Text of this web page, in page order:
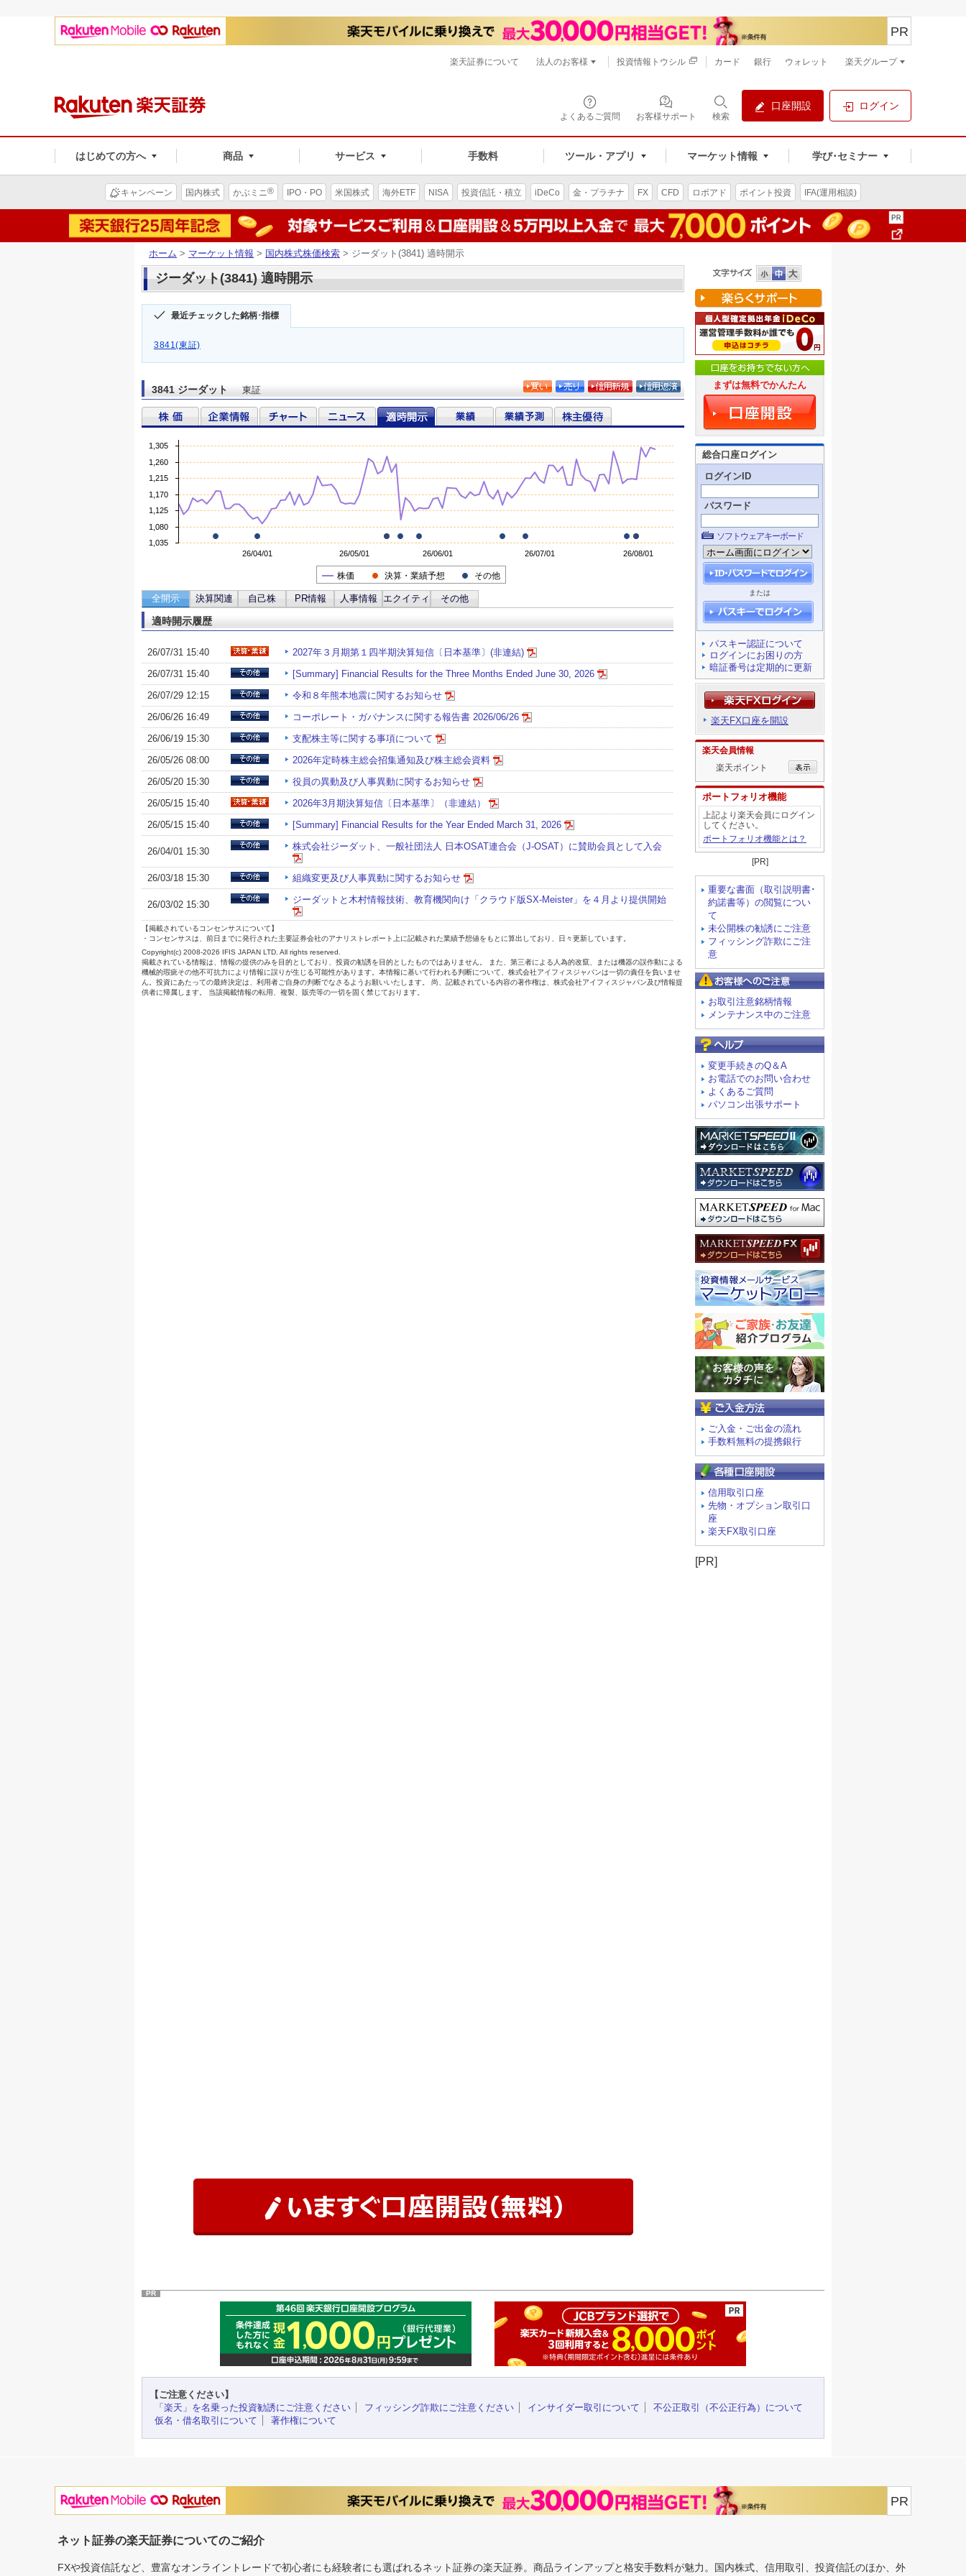
よくあるご質問 お客様サポート 検索
口座開設 ログイン
はじめての方へ 商品 サービス 手数料 ツール・アプリ マーケット情報 学び･セミナー
PR
楽天証券について 法人のお客様 投資情報トウシル カード 銀行 ウォレット 楽天グループ
キャンペーン 国内株式 かぶミニ® IPO・PO 米国株式 海外ETF NISA 投資信託・積立 iDeCo 金・プラチナ FX CFD ロボアド ポイント投資 IFA(運用相談)
ホーム > マーケット情報 > 国内株式株価検索 > ジーダット(3841) 適時開示
ジーダット(3841) 適時開示
最近チェックした銘柄･指標
3841(東証)
3841 ジーダット 東証 まずは無料でかんたん
総合口座ログイン
ログインID
パスワード
ソフトウェアキーボード
または
パスキー認証について
ログインにお困りの方
暗証番号は定期的に更新
楽天FX口座を開設
楽天会員情報
楽天ポイント
ポートフォリオ機能
上記より楽天会員にログイン
してください。
ポートフォリオ機能とは？
[PR]
重要な書面（取引説明書･
約諾書等）の閲覧につい
て
未公開株の勧誘にご注意
フィッシング詐欺にご注
意
お取引注意銘柄情報
メンテナンス中のご注意
変更手続きのQ＆A
お電話でのお問い合わせ
よくあるご質問
パソコン出張サポート
ご入金・ご出金の流れ
手数料無料の提携銀行
信用取引口座
先物・オプション取引口
座
楽天FX取引口座
[PR]
PR
【ご注意ください】
「楽天」を名乗った投資勧誘にご注意ください
フィッシング詐欺にご注意ください インサイダー取引について
不公正取引（不公正行為）について
仮名・借名取引について
著作権について
PR
ネット証券の楽天証券についてのご紹介
FXや投資信託など、豊富なオンライントレードで初心者にも経験者にも選ばれるネット証券の楽天証券。商品ラインアップと格安手数料が魅力。国内株式、信用取引、投資信託のほか、外